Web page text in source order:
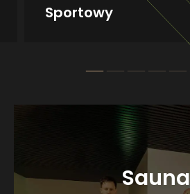
Sportowy
Sauna